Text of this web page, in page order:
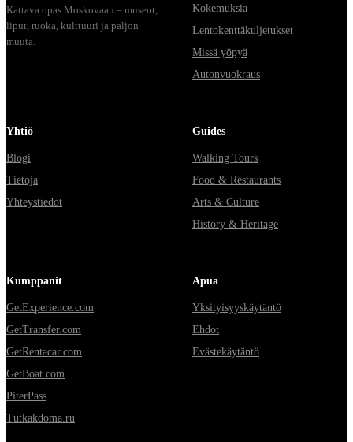
Kattava opas Moskovaan – museot,
liput, ruoka, kulttuuri ja paljon
muuta.
Kokemuksia
Lentokenttäkuljetukset
Missä yöpyä
Autonvuokraus
Yhtiö
Blogi
Tietoja
Yhteystiedot
Guides
Walking Tours
Food & Restaurants
Arts & Culture
History & Heritage
Kumppanit
GetExperience.com
GetTransfer.com
GetRentacar.com
GetBoat.com
PiterPass
Tutkakdoma.ru
Apua
Yksityisyyskäytäntö
Ehdot
Evästekäytäntö